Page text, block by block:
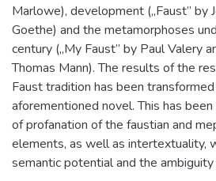
Marlowe), development („Faust” by
Goethe) and the metamorphoses
century („My Faust” by Paul Valery
Thomas Mann). The results of the
Faust tradition has been
aforementioned novel. This has
of profanation of the faustian and
elements, as well as intertextuality,
semantic potential and the